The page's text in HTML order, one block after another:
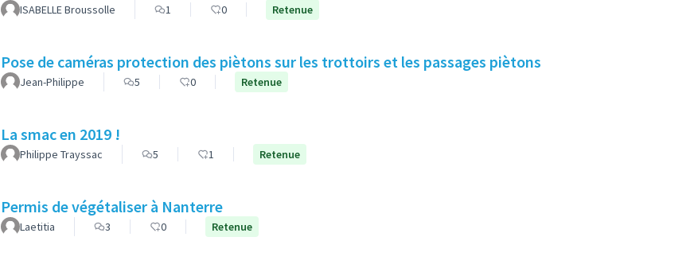
ISABELLE Broussolle 1 0 Retenue
Pose de caméras protection des piètons sur les trottoirs et les passages piètons
Jean-Philippe 5 0 Retenue
La smac en 2019 !
Philippe Trayssac 5 1 Retenue
Permis de végétaliser à Nanterre
Laetitia 3 0 Retenue